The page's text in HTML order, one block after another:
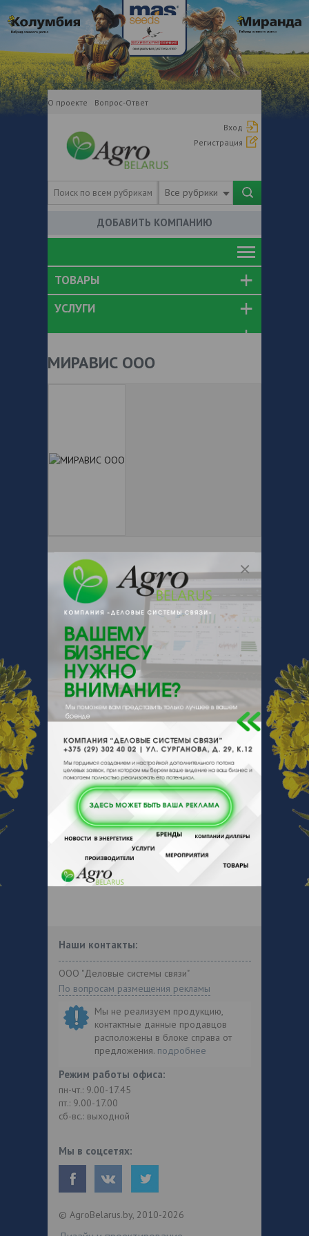
О проекте Вопрос-Ответ
Вход
Регистрация
Все рубрики
ДОБАВИТЬ КОМПАНИЮ
ТОВАРЫ
УСЛУГИ
МИРАВИС ООО
+ 375Показать телефоны
e-mail:a:2:{s:5:"VALUE";a:0:
{}s:11:"DESCRIPTION";a:0:{}}
220007, , , , Минск, Фабрициуса
9а-409
Отзывы Еще
Отзывы
Чтобы оставить комментарий или
выставить рейтинг, нужно
Зарегистрироваться
Наши контакты:
ООО "Деловые системы связи"
По вопросам размещения рекламы
Мы не реализуем продукцию,
контактные данные продавцов
расположены в блоке справа от
предложения. подробнее
Режим работы офиса:
пн-чт.: 9.00-17.45
пт.: 9.00-17.00
сб-вс.: выходной
Мы в соцсетях:
© AgroBelarus.by, 2010-2026